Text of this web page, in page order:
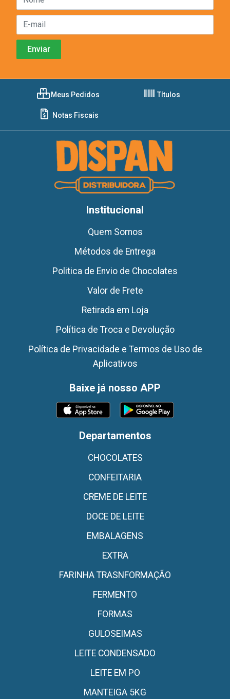
Meus Pedidos Títulos
Notas Fiscais
Institucional
Quem Somos
Métodos de Entrega
Politica de Envio de Chocolates
Valor de Frete
Retirada em Loja
Política de Troca e Devolução
Política de Privacidade e Termos de Uso de
Aplicativos
Baixe já nosso APP
Departamentos
CHOCOLATES
CONFEITARIA
CREME DE LEITE
DOCE DE LEITE
EMBALAGENS
EXTRA
FARINHA TRASNFORMAÇÃO
FERMENTO
FORMAS
GULOSEIMAS
LEITE CONDENSADO
LEITE EM PO
MANTEIGA 5KG